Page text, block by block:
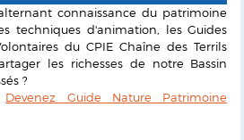
connaissance du patrimoine
techniques d'animation, les Guides
du CPIE Chaîne des Terrils
les richesses de notre Bassin
?
Devenez Guide Nature Patrimoine